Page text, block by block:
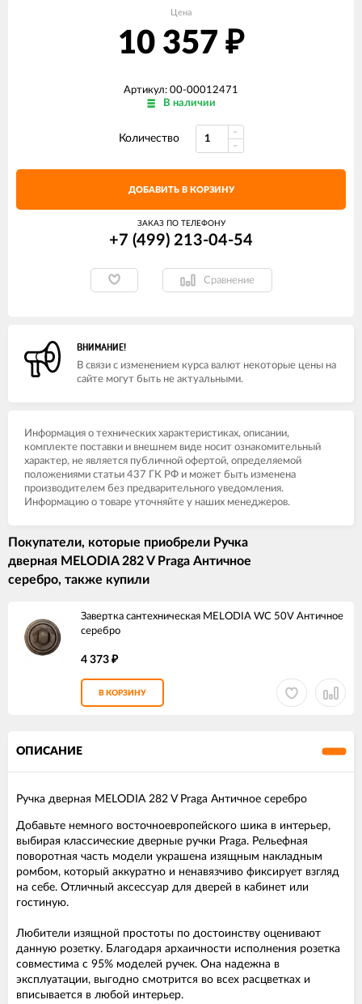
Цена
10 357 ₽
Артикул: 00-00012471
В наличии
Количество
ДОБАВИТЬ В КОРЗИНУ
ЗАКАЗ ПО ТЕЛЕФОНУ
+7 (499) 213-04-54​
Сравнение
ВНИМАНИЕ!
В связи с изменением курса валют некоторые цены на
сайте могут быть не актуальными.
Информация о технических характеристиках, описании,
комплекте поставки и внешнем виде носит ознакомительный
характер, не является публичной офертой, определяемой
положениями статьи 437 ГК РФ и может быть изменена
производителем без предварительного уведомления.
Информацию о товаре уточняйте у наших менеджеров.
Покупатели, которые приобрели Ручка
дверная MELODIA 282 V Praga Античное
серебро, также купили
Завертка сантехническая MELODIA WC 50V Античное
серебро
4 373 ₽
В КОРЗИНУ
ОПИСАНИЕ
Ручка дверная MELODIA 282 V Praga Античное серебро
Добавьте немного восточноевропейского шика в интерьер,
выбирая классические дверные ручки Praga. Рельефная
поворотная часть модели украшена изящным накладным
ромбом, который аккуратно и ненавязчиво фиксирует взгляд
на себе. Отличный аксессуар для дверей в кабинет или
гостиную.
Любители изящной простоты по достоинству оценивают
данную розетку. Благодаря архаичности исполнения розетка
совместима с 95% моделей ручек. Она надежна в
эксплуатации, выгодно смотрится во всех расцветках и
вписывается в любой интерьер.